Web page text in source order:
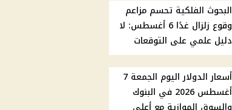
البحوث الفلكية تحسم مزاعم
وقوع زلزال غدًا 6 أغسطس: لا
دليل علمي على التوقعات
أسعار الدولار اليوم الجمعة 7
أغسطس 2026 في البنوك